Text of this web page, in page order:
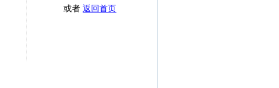
或者返回首页